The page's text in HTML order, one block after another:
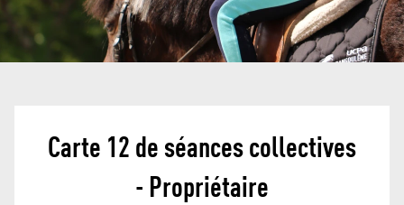
Carte 12 de séances collectives
- Propriétaire